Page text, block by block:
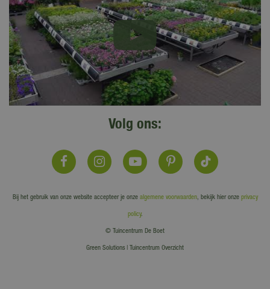
Volg ons:
Bij het gebruik van onze website accepteer je onze algemene voorwaarden, bekijk hier onze privacy
policy.
© Tuincentrum De Boet
Green Solutions | Tuincentrum Overzicht